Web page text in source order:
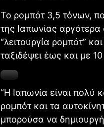
Το ρομπότ 3,5 τόνων,
της Ιαπωνίας αργότερα
“λειτουργία ρομπότ”
ταξιδέψει έως και με
“Η Ιαπωνία είναι πολύ
ρομπότ και τα
μπορούσα να